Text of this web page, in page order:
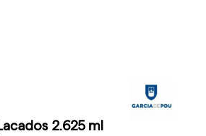
2.625 ml